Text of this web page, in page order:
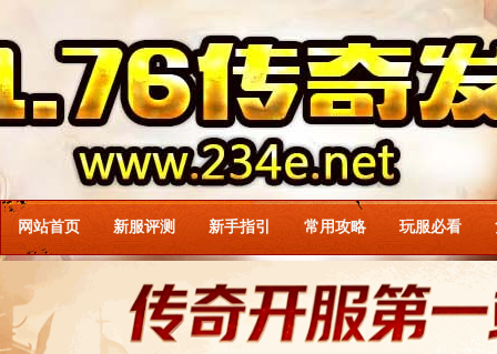
网站首页 新服评测 新手指引 常用攻略 玩服必看